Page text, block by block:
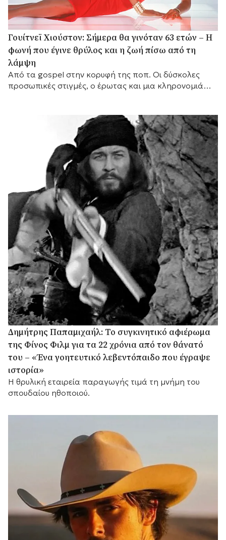
Γουίτνεϊ Χιούστον: Σήμερα θα γινόταν 63 ετών – Η
φωνή που έγινε θρύλος και η ζωή πίσω από τη
λάμψη
Από τα gospel στην κορυφή της ποπ. Οι δύσκολες
προσωπικές στιγμές, ο έρωτας και μια κληρονομιά
Δημήτρης Παπαμιχαήλ: Το συγκινητικό αφιέρωμα
της Φίνος Φιλμ για τα 22 χρόνια από τον θάνατό
του – «Ένα γοητευτικό λεβεντόπαιδο που έγραψε
ιστορία»
Η θρυλική εταιρεία παραγωγής τιμά τη μνήμη του
σπουδαίου ηθοποιού.